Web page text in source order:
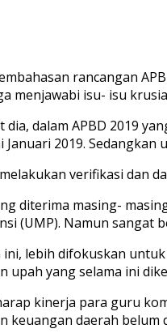
rancangan
menjawabi isu- isu
dia, dalam APBD 2019
2019.
verifikasi dan
diterima masing-
(UMP). Namun sangat
lebih difokuskan
upah yang selama ini
kinerja para guru
keuangan daerah